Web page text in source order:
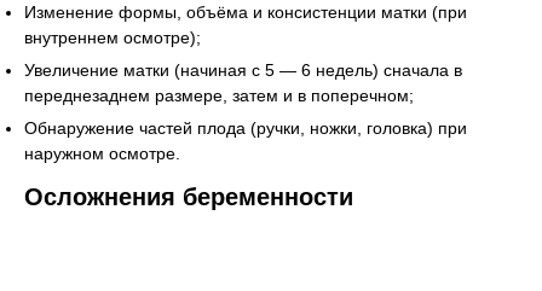
Изменение формы, объёма и консистенции матки (при
внутреннем осмотре);
Увеличение матки (начиная с 5 — 6 недель) сначала в
переднезаднем размере, затем и в поперечном;
Обнаружение частей плода (ручки, ножки, головка) при
наружном осмотре.
Осложнения беременности